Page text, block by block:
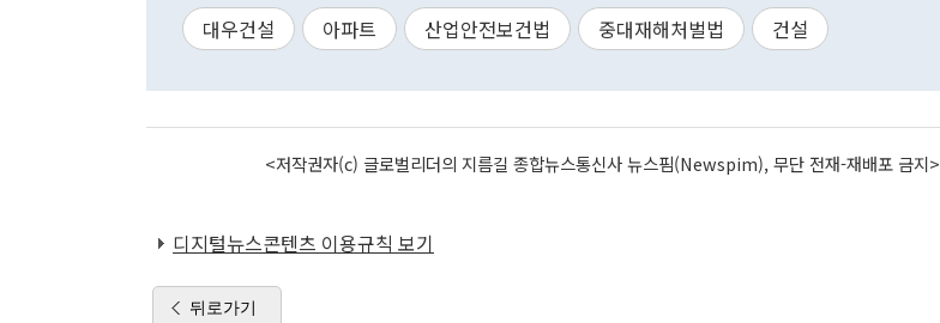
대우건설 아파트 산업안전보건법 중대재해처벌법 건설
<저작권자(c) 글로벌리더의 지름길 종합뉴스통신사 뉴스핌(Newspim), 무단 전재-재배포 금지>
디지털뉴스콘텐츠 이용규칙 보기
뒤로가기